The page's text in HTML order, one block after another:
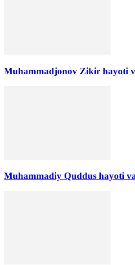
Muhammadjonov Zikir hayoti
Muhammadiy Quddus hayoti